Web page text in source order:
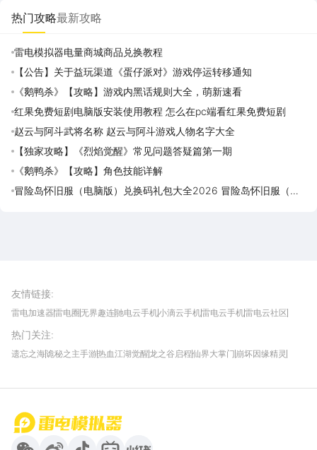
热门攻略最新攻略
雷电模拟器电量商城商品兑换教程
【公告】关于益玩渠道《蛋仔派对》游戏停运转移通知
《鹅鸭杀》【攻略】游戏内黑话规则大全，萌新速看
红果免费短剧电脑版安装使用教程 怎么在pc端看红果免费短剧
赵云与阿斗武将名称 赵云与阿斗游戏人物名字大全
【独家攻略】《烈焰觉醒》常见问题答疑篇第一期
《鹅鸭杀》【攻略】角色技能详解
冒险岛怀旧服（电脑版）兑换码礼包大全2026 冒险岛怀旧服（电
友情链接:
雷电加速器雷电圈无界趣连驰电云手机小滴云手机雷电云手机雷电云社区
我爱vr网华军软件园
热门关注:
遗忘之海诡秘之主手游热血江湖觉醒龙之谷启程仙界大掌门 崩坏因缘精灵
首页
微信
微博 抖音 哔哩哔哩